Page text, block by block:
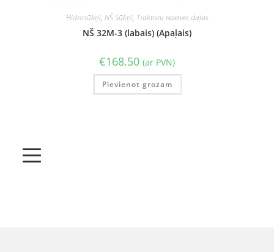
Hidrosūkņi, NŠ Sūkņi, Traktoru rezerves daļas
NŠ 32M-3 (labais) (Apaļais)
€168.50 (ar PVN)
Pievienot grozam